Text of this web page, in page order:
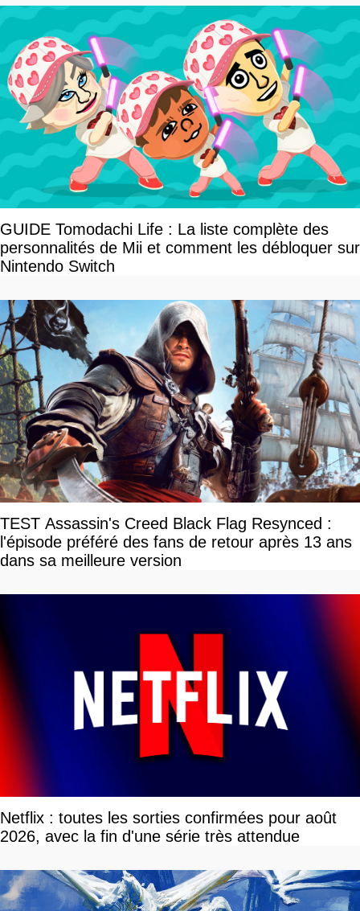
GUIDE Tomodachi Life : La liste complète des
personnalités de Mii et comment les débloquer sur
Nintendo Switch
TEST Assassin's Creed Black Flag Resynced :
l'épisode préféré des fans de retour après 13 ans
dans sa meilleure version
Netflix : toutes les sorties confirmées pour août
2026, avec la fin d'une série très attendue